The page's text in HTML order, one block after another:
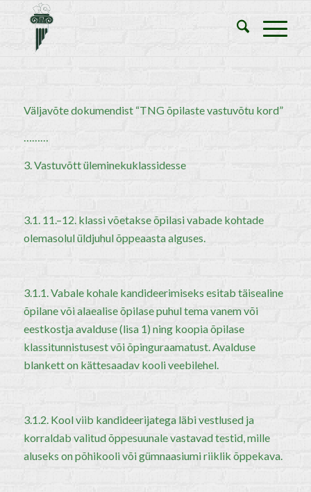
Väljavõte dokumendist “TNG õpilaste vastuvõtu kord”
………
3. Vastuvõtt üleminekuklassidesse
3.1. 11.–12. klassi võetakse õpilasi vabade kohtade
olemasolul üldjuhul õppeaasta alguses.
3.1.1. Vabale kohale kandideerimiseks esitab täisealine
õpilane või alaealise õpilase puhul tema vanem või
eestkostja avalduse (lisa 1) ning koopia õpilase
klassitunnistusest või õpinguraamatust. Avalduse
blankett on kättesaadav kooli veebilehel.
3.1.2. Kool viib kandideerijatega läbi vestlused ja
korraldab valitud õppesuunale vastavad testid, mille
aluseks on põhikooli või gümnaasiumi riiklik õppekava.